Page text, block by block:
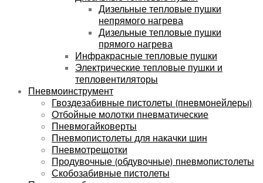
Дизельные тепловые пушки
непрямого нагрева
Дизельные тепловые пушки
прямого нагрева
Инфракрасные тепловые пушки
Электрические тепловые пушки и
тепловентиляторы
Пневмоинструмент
Гвоздезабивные пистолеты (пневмонейлеры)
Отбойные молотки пневматические
Пневмогайковерты
Пневмопистолеты для накачки шин
Пневмотрещотки
Продувочные (обдувочные) пневмопистолеты
Скобозабивные пистолеты